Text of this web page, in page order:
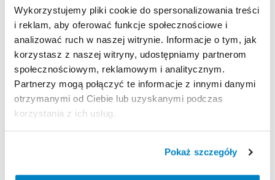
Wykorzystujemy pliki cookie do spersonalizowania treści
i reklam, aby oferować funkcje społecznościowe i
analizować ruch w naszej witrynie. Informacje o tym, jak
korzystasz z naszej witryny, udostępniamy partnerom
społecznościowym, reklamowym i analitycznym.
Partnerzy mogą połączyć te informacje z innymi danymi
otrzymanymi od Ciebie lub uzyskanymi podczas
korzystania z ich usług.
Pokaż szczegóły
umiejętności
w skali 1–3.
Jeżeli klient dostarczy swojego
buta
narciarskiego przy odbiorze nart​,​ regulację wiązań
wykonuje we własnym zakresie.